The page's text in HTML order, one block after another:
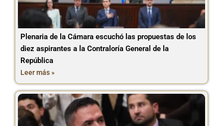
Plenaria de la Cámara escuchó las propuestas de los
diez aspirantes a la Contraloría General de la
República
Leer más »